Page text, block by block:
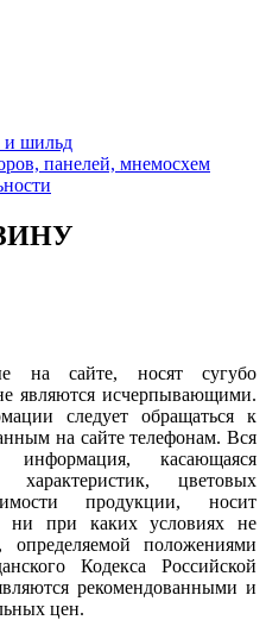
и шильд
панелей, мнемосхем
на сайте, носят сугубо
являются исчерпывающими.
следует обращаться к
на сайте телефонам. Вся
касающаяся
характеристик, цветовых
продукции, носит
ни при каких условиях не
определяемой положениями
Кодекса Российской
рекомендованными и
цен.